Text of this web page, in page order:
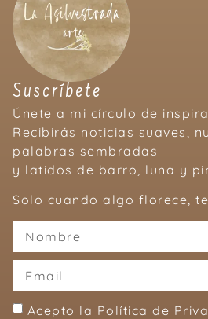
Suscríbete
Únete a mi círculo de
Recibirás noticias suaves,
palabras sembradas
y latidos de barro, luna y
Solo cuando algo florece,
Acepto la Política de